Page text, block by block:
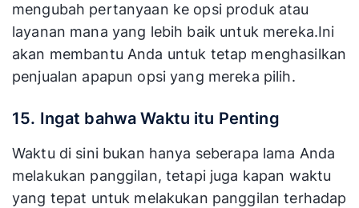
mengubah pertanyaan ke opsi produk atau
layanan mana yang lebih baik untuk mereka.Ini
akan membantu Anda untuk tetap menghasilkan
penjualan apapun opsi yang mereka pilih.
15. Ingat bahwa Waktu itu Penting
Waktu di sini bukan hanya seberapa lama Anda
melakukan panggilan, tetapi juga kapan waktu
yang tepat untuk melakukan panggilan terhadap